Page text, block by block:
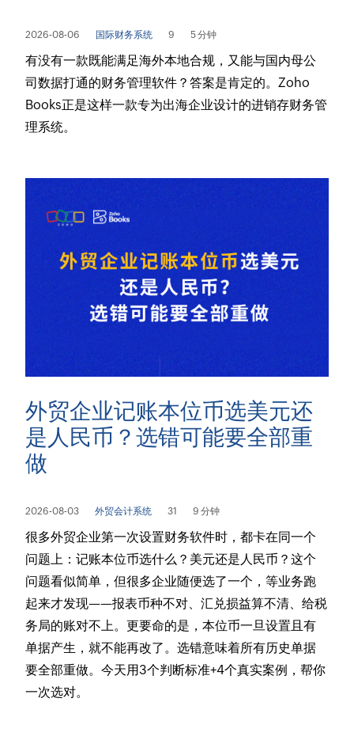
2026-08-06 国际财务系统 9 5 分钟
有没有一款既能满足海外本地合规，又能与国内母公
司数据打通的财务管理软件？答案是肯定的。Zoho
Books正是这样一款专为出海企业设计的进销存财务管
理系统。
外贸企业记账本位币选美元还
是人民币？选错可能要全部重
做
2026-08-03 外贸会计系统 31 9 分钟
很多外贸企业第一次设置财务软件时，都卡在同一个
问题上：记账本位币选什么？美元还是人民币？这个
问题看似简单，但很多企业随便选了一个，等业务跑
起来才发现——报表币种不对、汇兑损益算不清、给税
务局的账对不上。更要命的是，本位币一旦设置且有
单据产生，就不能再改了。选错意味着所有历史单据
要全部重做。今天用3个判断标准+4个真实案例，帮你
一次选对。